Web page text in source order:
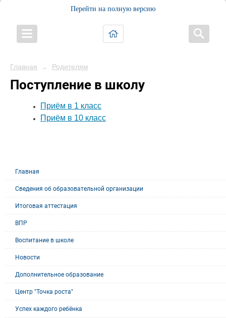
Перейти на полную версию
Главная → Родителям
Поступление в школу
Приём в 1 класс
Приём в 10 класс
Главная
Сведения об образовательной организации
Итоговая аттестация
ВПР
Воспитание в школе
Новости
Дополнительное образование
Центр "Точка роста"
Успех каждого ребёнка